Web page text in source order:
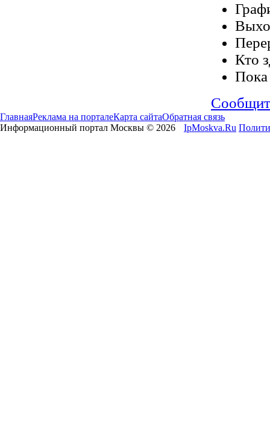
Кто
Пока
ГлавнаяРеклама на порталеКарта сайтаОбратная связь
Информационный портал Москвы © 2026
IpMoskva.Ru